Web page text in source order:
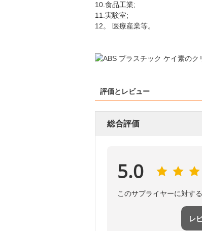
10.食品工業;
11.実験室;
12。 医療産業等。
評価とレビュー
総合評価
5.0
このサプライヤーに対す
レ